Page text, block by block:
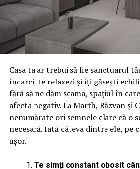
Casa ta ar trebui să fie sanctuarul
încarci, te relaxezi și îți găsești
fără să ne dăm seama, spațiul în
afecta negativ. La Marth, Răzvan și
nenumărate ori semnele clare că o
necesară. Iată câteva dintre ele, pe
ușor.
Te simți constant obosit